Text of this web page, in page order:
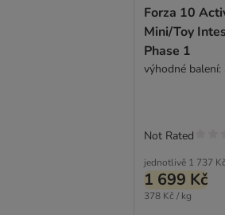
Forza 10
Mini/Toy
Phase 1
výhodné balení:
jednotlivě 1 737 Kč
1 699 Kč
378 Kč / kg
Not Rated